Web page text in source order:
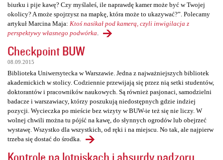
biurku i pije kawę? Czy myślałeś, ile naprawdę kamer może być w Twojej
okolicy? A może spojrzysz na mapkę, która może to ukazywać?”. Polecamy
artykuł Marcina Maja: Ktoś nasikał pod kamerą, czyli inwigilacja z
perspektywy własnego podwórka
Checkpoint BUW
08.09.2015
Biblioteka Uniwersytecka w Warszawie. Jedna z najważniejszych bibliotek
akademickich w stolicy. Codziennie przewijają się przez nią setki studentów,
doktorantów i pracowników naukowych. Są również pasjonaci, samodzielni
badacze i warszawiacy, którzy poszukują niedostępnych gdzie indziej
pozycji. Wycieczka po mieście bez wizyty w BUW-ie też się nie liczy. W
wolnej chwili można tu pójść na kawę, do słynnych ogrodów lub obejrzeć
wystawę. Wszystko dla wszystkich, od ręki i na miejscu. No tak, ale najpierw
trzeba się dostać do środka.
Kontrole na lotniskach i absurdy nadzoru